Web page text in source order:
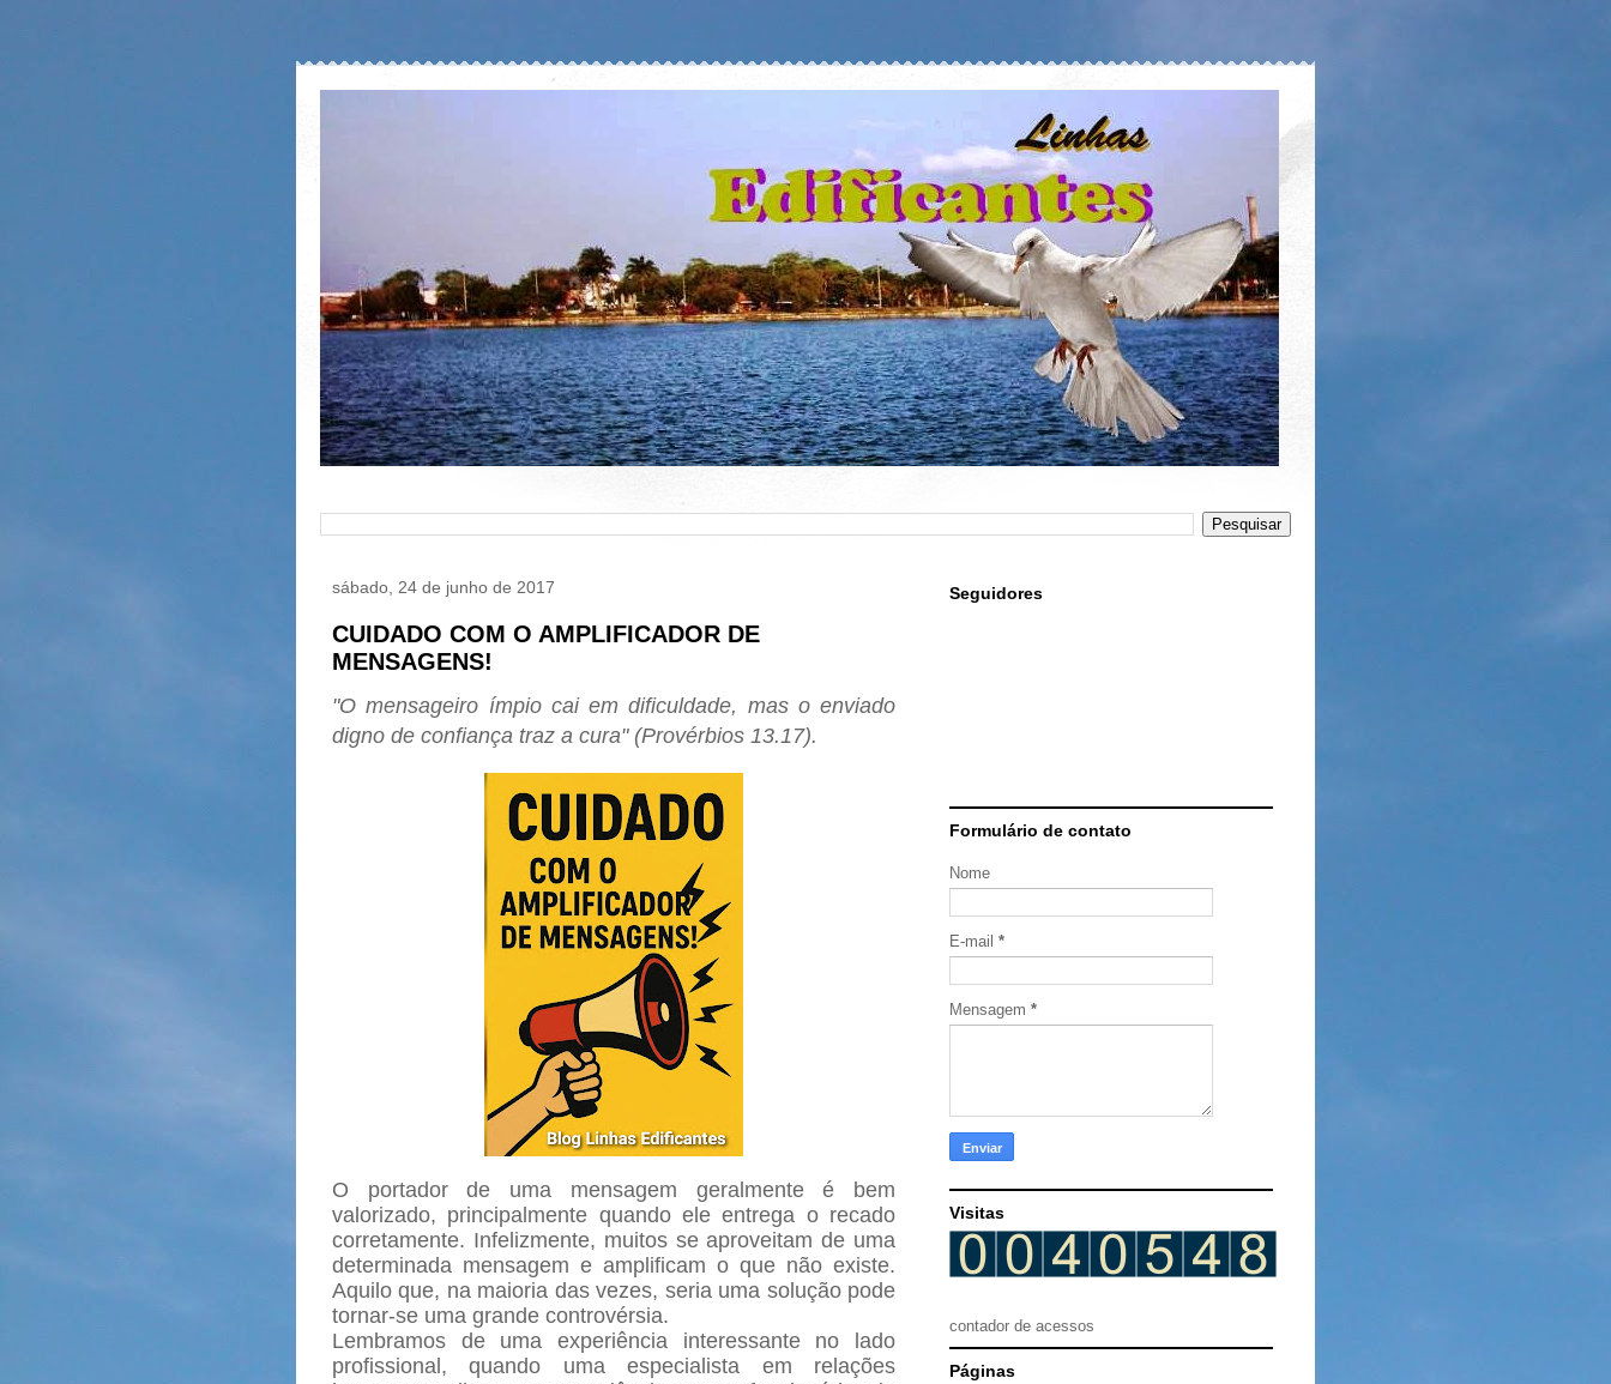
sábado, 24 de junho de 2017
CUIDADO COM O AMPLIFICADOR DE
MENSAGENS!
"O mensageiro ímpio cai em dificuldade, mas o enviado
digno de confiança traz a cura" (Provérbios 13.17).
O portador de uma mensagem geralmente é bem
valorizado, principalmente quando ele entrega o recado
corretamente. Infelizmente, muitos se aproveitam de uma
determinada mensagem e amplificam o que não existe.
Aquilo que, na maioria das vezes, seria uma solução pode
tornar-se uma grande controvérsia.
Lembramos de uma experiência interessante no lado
profissional, quando uma especialista em relações
Seguidores
Formulário de contato
Nome
E-mail *
Mensagem *
Visitas
contador de acessos
Páginas